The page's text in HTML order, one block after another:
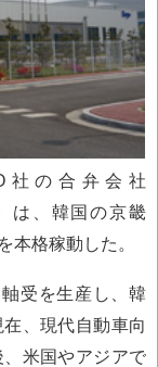
の合弁会社
は、韓国の京畿
本格稼動した。
受を生産し、韓
、現代自動車向
米国やアジアで